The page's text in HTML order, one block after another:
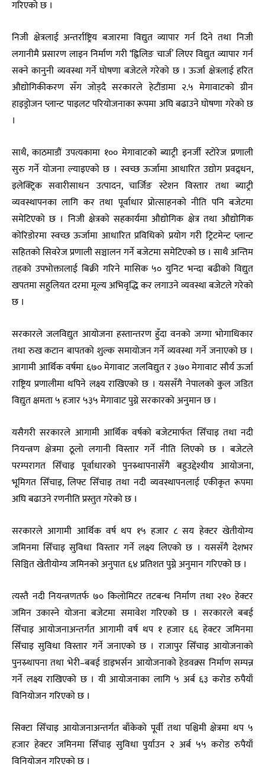
गरिएको छ ।
निजी क्षेत्रलाई अन्तर्राष्ट्रिय बजारमा विद्युत व्यापार गर्न दिने तथा निजी
लगानीमै प्रसारण लाइन निर्माण गरी ‘ह्विलिङ चार्ज’ लिएर विद्युत व्यापार गर्न
सक्ने कानुनी व्यवस्था गर्ने घोषणा बजेटले गरेको छ । ऊर्जा क्षेत्रलाई हरित
औद्योगिकीकरण सँग जोड्दै सरकारले हेटौंडामा २.५ मेगावाटको ग्रीन
हाइड्रोजन प्लान्ट पाइलट परियोजनाका रूपमा अघि बढाउने घोषणा गरेको छ
।
साथै, काठमाडौं उपत्यकामा १०० मेगावाटको ब्याट्री इनर्जी स्टोरेज प्रणाली
सुरु गर्ने योजना ल्याइएको छ । स्वच्छ ऊर्जामा आधारित उद्योग प्रवद्र्धन,
इलेक्ट्रिक सवारीसाधन उत्पादन, चार्जिङ स्टेशन विस्तार तथा ब्याट्री
व्यवस्थापनका लागि कर तथा पूर्वाधार प्रोत्साहनको नीति पनि बजेटमा
समेटिएको छ । निजी क्षेत्रको सहकार्यमा औद्योगिक क्षेत्र तथा औद्योगिक
कोरिडोरमा स्वच्छ ऊर्जामा आधारित प्रविधिको प्रयोग गरी ट्रिटमेन्ट प्लान्ट
सहितको सिवरेज प्रणाली सञ्चालन गर्ने बजेटमा समेटिएको छ । साथै अन्तिम
तहको उपभोक्तालाई बिक्री गरिने मासिक ५० युनिट भन्दा बढीको विद्युत
खपतमा सहुलियत दरमा मूल्य अभिवृद्धि कर लगाउने व्यवस्था बजेटले गरेको
छ ।
सरकारले जलविद्युत आयोजना हस्तान्तरण हुँदा वनको जग्गा भोगाधिकार
तथा रुख कटान बापतको शुल्क समायोजन गर्ने व्यवस्था गर्ने जनाएको छ ।
आगामी आर्थिक वर्षमा ६७० मेगावाट जलविद्युत र ३७० मेगावाट सौर्य ऊर्जा
राष्ट्रिय प्रणालीमा थपिने लक्ष्य राखिएको छ । यससँगै नेपालको कुल जडित
विद्युत क्षमता ५ हजार ५३५ मेगावाट पुग्ने सरकारको अनुमान छ ।
यसैगरी सरकारले आगामी आर्थिक वर्षको बजेटमार्फत सिँचाइ तथा नदी
नियन्त्रण क्षेत्रमा ठूलो लगानी विस्तार गर्ने नीति लिएको छ । बजेटले
परम्परागत सिँचाइ पूर्वाधारको पुनस्र्थापनासँगै बहुउद्देश्यीय आयोजना,
भूमिगत सिँचाइ, लिफ्ट सिँचाइ तथा नदी व्यवस्थापनलाई एकीकृत रूपमा
अघि बढाउने रणनीति प्रस्तुत गरेको छ ।
सरकारले आगामी आर्थिक वर्ष थप १५ हजार ८ सय हेक्टर खेतीयोग्य
जमिनमा सिँचाइ सुविधा विस्तार गर्ने लक्ष्य लिएको छ । यससँगै देशभर
सिञ्चित खेतीयोग्य जमिनको अनुपात ६४ प्रतिशत पुग्ने अनुमान गरिएको छ ।
त्यस्तै नदी नियन्त्रणतर्फ ७० किलोमिटर तटबन्ध निर्माण तथा २१० हेक्टर
जमिन उकास्ने योजना बजेटमा समावेश गरिएको छ । सरकारले बबई
सिँचाइ आयोजनाअन्तर्गत आगामी वर्ष थप १ हजार ६६ हेक्टर जमिनमा
सिँचाइ सुविधा विस्तार गर्ने जनाएको छ । राजापुर सिँचाइ आयोजनाको
पुनस्र्थापना तथा भेरी–बबई डाइभर्सन आयोजनाको हेडवक्र्स निर्माण सम्पन्न
गर्ने लक्ष्य राखिएको छ । यी आयोजनाका लागि ५ अर्ब ६३ करोड रुपैयाँ
विनियोजन गरिएको छ ।
सिक्टा सिँचाइ आयोजनाअन्तर्गत बाँकेको पूर्वी तथा पश्चिमी क्षेत्रमा थप ५
हजार हेक्टर जमिनमा सिँचाइ सुविधा पुर्याउन २ अर्ब ५५ करोड रुपैयाँ
विनियोजन गरिएको छ ।